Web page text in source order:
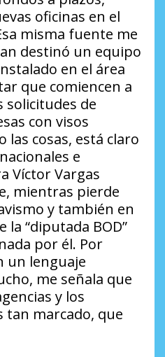
oficinas en el
misma fuente me
destinó un equipo
en el área
que comiencen a
solicitudes de
con visos
las cosas, está claro
e
Víctor Vargas
mientras pierde
y también en
la “diputada BOD”
por él. Por
un lenguaje
me señala que
y los
tan marcado, que